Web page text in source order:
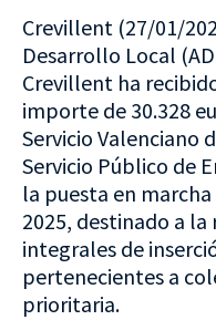
Crevillent (27/01/
Desarrollo Local
Crevillent ha
importe de 30.328
Servicio Valenciano
Servicio Público de
la puesta en
2025, destinado a
integrales de
pertenecientes a
prioritaria.